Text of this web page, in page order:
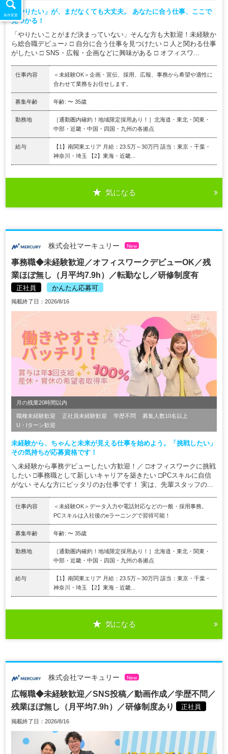
「やりたい」が、まだなくても大丈夫。 あなたに合う仕事、ここで
見つかる！
「やりたいことがまだ決まっていない」そんな方も大歓迎！未経験か
ら総合職デビュー♪ □ 自分に合う仕事を見つけたい □ 人と関わる仕事
がしたい □ SNS・広報・企画などに興味がある □ オフィスワ...
仕事内容
＜未経験OK＞企画・宣伝、採用、広報、事務から希望や適性に
合わせて業務をお任せします。
募集年齢 年齢: 〜 35歳
勤務地
［通勤圏内確約！地域限定採用あり！］北海道・東北・関東・
中部・近畿・中国・四国・九州の各拠点
給与
【1】南関東エリア 月給：23.5万～30万円 該当：東京・千葉・
神奈川・埼玉 【2】東海・近畿...
気になる
株式会社マーキュリー New
事務職◆未経験歓迎／オフィスワークデビューOK／残
業ほぼ無し（月平均7.9h）／転勤なし／研修制度有
正社員 かんたん応募可
掲載終了日：2026/8/16
月の残業20時間以内
職種未経験歓迎 正社員未経験歓迎 学歴不問
募集人数10名以上
U・Iターン歓迎
未経験から、ちゃんと未来が見える仕事を始めよう。「挑戦したい」
その気持ちが応募資格です！
＼未経験から事務デビューしたい方歓迎！／ □オフィスワークに挑戦
したい □事務職として新しいキャリアを築きたい □PCスキルに自信
がない そんな方にピッタリのお仕事です！ 実は、先輩スタッフの...
仕事内容
＜未経験OK＞データ入力や電話対応などの一般・採用事務。
PCスキルは入社後のeラーニングで習得可能！
募集年齢 年齢: 〜 35歳
勤務地
［通勤圏内確約！地域限定採用あり！］北海道・東北・関東・
中部・近畿・中国・四国・九州の各拠点
給与
【1】南関東エリア 月給：23.5万～30万円 該当：東京・千葉・
神奈川・埼玉 【2】東海・近畿...
気になる
株式会社マーキュリー New
広報職◆未経験歓迎／SNS投稿／動画作成／学歴不問／
残業ほぼ無し（月平均7.9h）／研修制度あり
正社員
掲載終了日：2026/8/16
条件変更